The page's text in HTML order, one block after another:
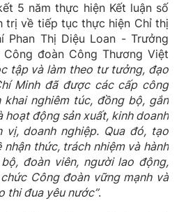
5 năm thực hiện Kết luận số
trị về tiếp tục thực hiện Chỉ thị
Phan Thị Diệu Loan - Trưởng
đoàn Công Thương Việt
tập và làm theo tư tưởng, đạo
Minh đã được các cấp công
nghiêm túc, đồng bộ, gắn
hoạt động sản xuất, kinh doanh
doanh nghiệp. Qua đó, tạo
thức, trách nhiệm và hành
đoàn viên, người lao động,
Công đoàn vững mạnh và
thi đua yêu nước”.